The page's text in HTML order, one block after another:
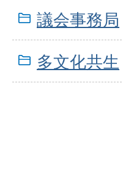
議会事務局
多文化共生